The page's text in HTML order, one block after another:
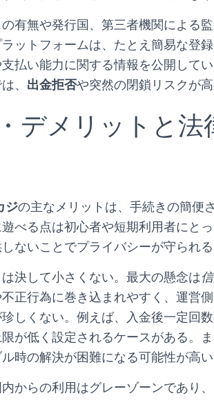
有無や発行国、第三者機関による
ットフォームは、たとえ簡易な登
払い能力に関する情報を公開して
、 出金拒否や突然の閉鎖リスクが
デメリットと法
ジの主なメリットは、手続きの簡便
べる点は初心者や短期利用者にと
ないことでプライバシーが守られ
決して小さくない。最大の懸念は
正行為に巻き込まれやすく、運営
しくない。例えば、入金後一定回
が低く設定されるケースがある。
時の解決が困難になる可能性が高い
からの利用はグレーゾーンであり